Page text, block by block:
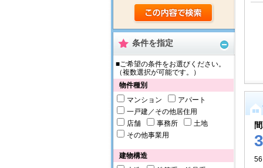
条件を指定
■ご希望の条件をお選びください。
（複数選択が可能です。）
物件種別
マンション
アパート
一戸建／その他居住用
店舗
事務所
土地
その他事業用
建物構造